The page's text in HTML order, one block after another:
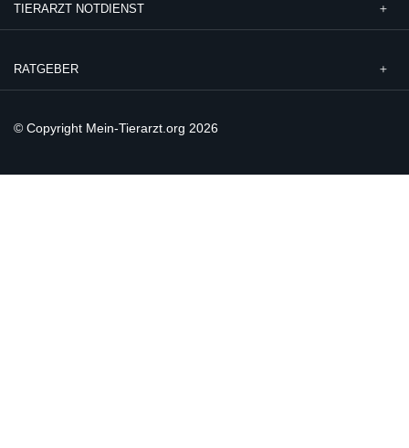
TIERARZT NOTDIENST
RATGEBER
© Copyright Mein-Tierarzt.org 2026